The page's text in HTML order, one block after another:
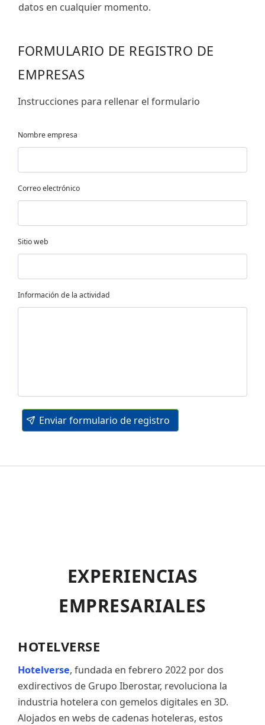
datos en cualquier momento.
FORMULARIO DE REGISTRO DE
EMPRESAS
Instrucciones para rellenar el formulario
Nombre empresa
Correo electrónico
Sitio web
Información de la actividad
Enviar formulario de registro
EXPERIENCIAS
EMPRESARIALES
HOTELVERSE
Hotelverse, fundada en febrero 2022 por dos
exdirectivos de Grupo Iberostar, revoluciona la
industria hotelera con gemelos digitales en 3D.
Alojados en webs de cadenas hoteleras, estos